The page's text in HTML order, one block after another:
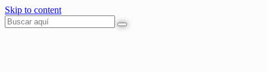
Skip to content